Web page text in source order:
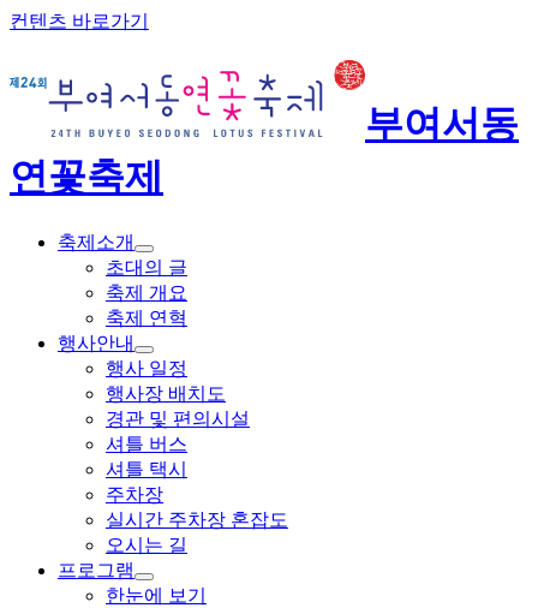
컨텐츠 바로가기
부여서동
연꽃축제
축제소개
초대의 글
축제 개요
축제 연혁
행사안내
행사 일정
행사장 배치도
경관 및 편의시설
셔틀 버스
셔틀 택시
주차장
실시간 주차장 혼잡도
오시는 길
프로그램
한눈에 보기